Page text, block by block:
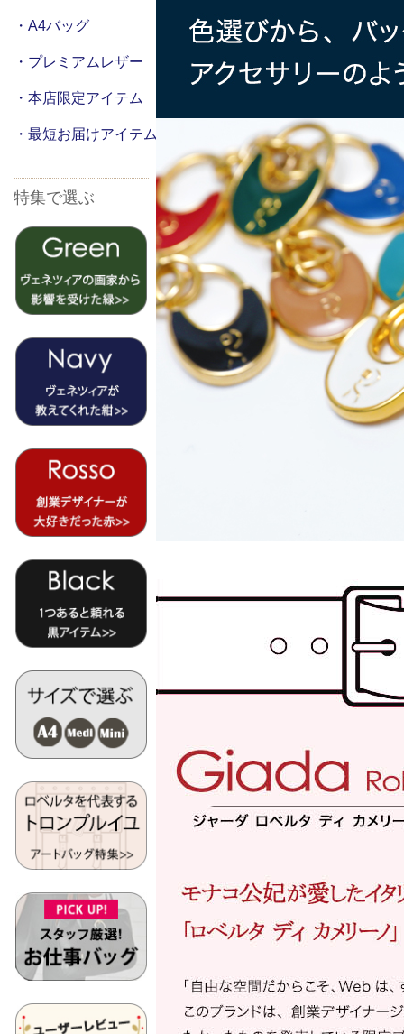
・A4バッグ
・プレミアムレザー
・本店限定アイテム
・最短お届けアイテム
特集で選ぶ